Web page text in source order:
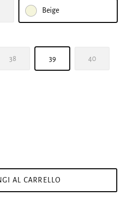
Beige
38 39 40
AL CARRELLO